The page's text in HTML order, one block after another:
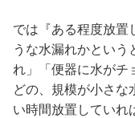
では『ある程度放置
うな水漏れかという
れ」「便器に水がチ
どの、規模が小さな
い時間放置していれ